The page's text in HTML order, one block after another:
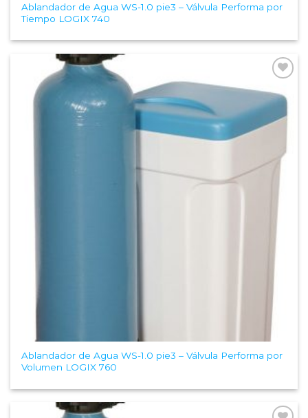
Ablandador de Agua WS-1.0 pie3 – Válvula Performa por
Tiempo LOGIX 740
Wishlist
Ablandador de Agua WS-1.0 pie3 – Válvula Performa por
Volumen LOGIX 760